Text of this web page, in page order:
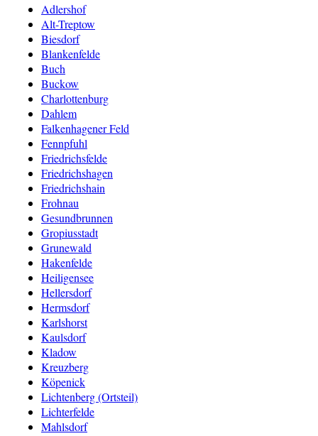
Adlershof
Alt-Treptow
Biesdorf
Blankenfelde
Buch
Buckow
Charlottenburg
Dahlem
Falkenhagener Feld
Fennpfuhl
Friedrichsfelde
Friedrichshagen
Friedrichshain
Frohnau
Gesundbrunnen
Gropiusstadt
Grunewald
Hakenfelde
Heiligensee
Hellersdorf
Hermsdorf
Karlshorst
Kaulsdorf
Kladow
Kreuzberg
Köpenick
Lichtenberg (Ortsteil)
Lichterfelde
Mahlsdorf